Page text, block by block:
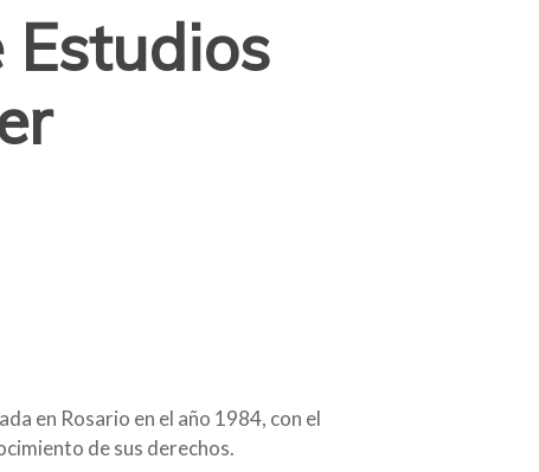
Estudios
en Rosario en el año 1984, con el
de sus derechos.